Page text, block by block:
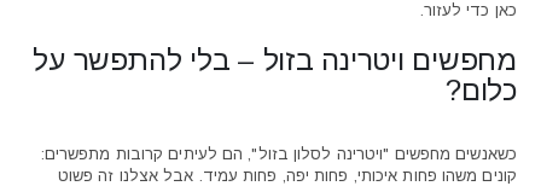
כאן כדי לעזור.
מחפשים ויטרינה בזול – בלי להתפשר על
כלום?
כשאנשים מחפשים "ויטרינה לסלון בזול", הם לעיתים קרובות מתפשרים:
קונים משהו פחות איכותי, פחות יפה, פחות עמיד. אבל אצלנו זה פשוט